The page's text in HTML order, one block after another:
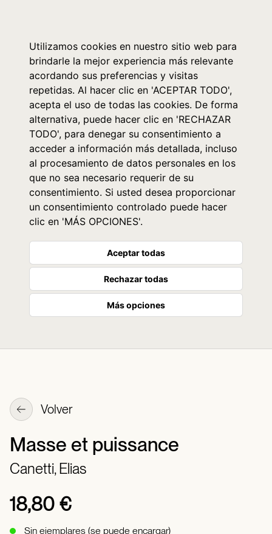
Utilizamos cookies en nuestro sitio web para
brindarle la mejor experiencia más relevante
acordando sus preferencias y visitas
repetidas. Al hacer clic en 'ACEPTAR TODO',
acepta el uso de todas las cookies. De forma
alternativa, puede hacer clic en 'RECHAZAR
TODO', para denegar su consentimiento a
acceder a información más detallada, incluso
al procesamiento de datos personales en los
que no sea necesario requerir de su
consentimiento. Si usted desea proporcionar
un consentimiento controlado puede hacer
clic en 'MÁS OPCIONES'.
Aceptar todas
Rechazar todas
Más opciones
Volver
Masse et puissance
Canetti, Elias
18,80 €
Sin ejemplares (se puede encargar)